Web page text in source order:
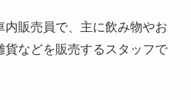
内販売員で、主に飲み物やお
貨などを販売するスタッフで